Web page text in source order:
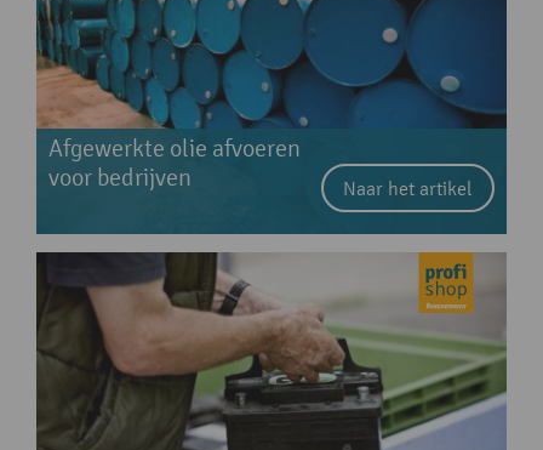
Afgewerkte olie afvoeren
voor bedrijven
Naar het artikel